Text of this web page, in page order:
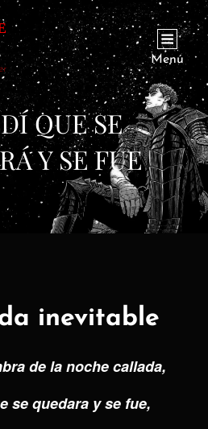
Menú
QUE SE
Y SE FUE
inevitable
de la noche callada,
se quedara y se fue,